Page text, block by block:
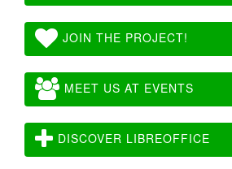
JOIN THE PROJECT!
MEET US AT EVENTS
DISCOVER LIBREOFFICE